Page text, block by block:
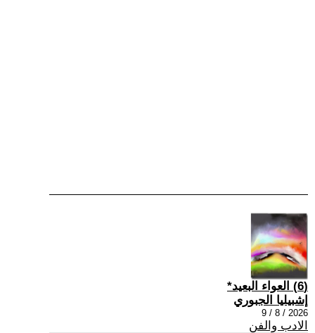
(6) العواء البعيد*
إشبيليا الجبوري
2026 / 8 / 9
الادب والفن